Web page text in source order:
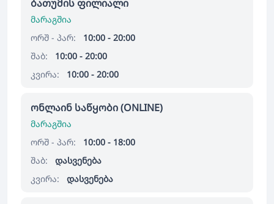
ბათუმის ფილიალი
მარაგშია
ორშ - პარ:
10:00 - 20:00
შაბ:
10:00 - 20:00
კვირა:
10:00 - 20:00
ონლაინ საწყობი (ONLINE)
მარაგშია
ორშ - პარ:
10:00 - 18:00
შაბ:
დასვენება
კვირა:
დასვენება